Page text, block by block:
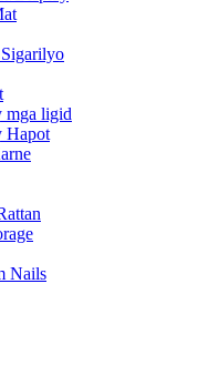
Sigarilyo
mga ligid
Hapot
Nails